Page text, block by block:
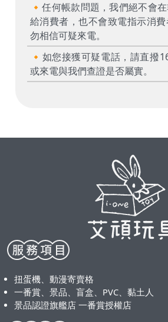
🔸任何帳款問題，我們絕不會
給消費者，也不會致電指示消
勿相信可疑來電。
🔸如您接獲可疑電話，請直撥
或來電與我們查證是否屬實。
扭蛋機、動漫寄賣格
一番賞、景品、盲盒、PVC、黏土人
景品認證旗艦店 一番賞授權店